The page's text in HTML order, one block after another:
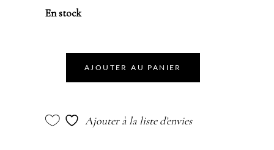
En stock
AJOUTER AU PANIER
Ajouter à la liste d’envies